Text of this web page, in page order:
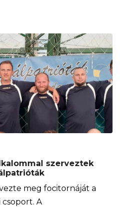
szerveztek
meg focitornáját a
A